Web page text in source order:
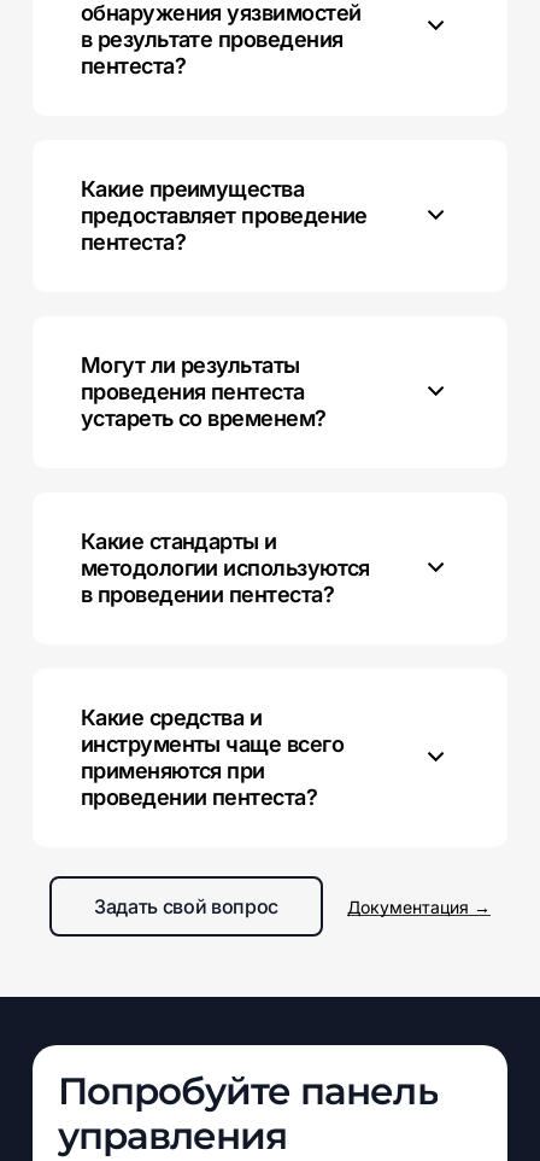
обнаружения уязвимостей
в результате проведения
пентеста?
Какие преимущества
предоставляет проведение
пентеста?
готовность инфраструктуры к возможным атакам.
Могут ли результаты
проведения пентеста
устареть со временем?
после внесения значительных обновлений.
Какие стандарты и
методологии используются
в проведении пентеста?
проведению пентеста.
Какие средства и
инструменты чаще всего
применяются при
проведении пентеста?
инструменты, такие как Metasploit, Nmap, Wireshark
и другие, а также собственные методы,
разработанные командой экспертов.
Задать свой вопрос Документация →
Попробуйте панель
управления